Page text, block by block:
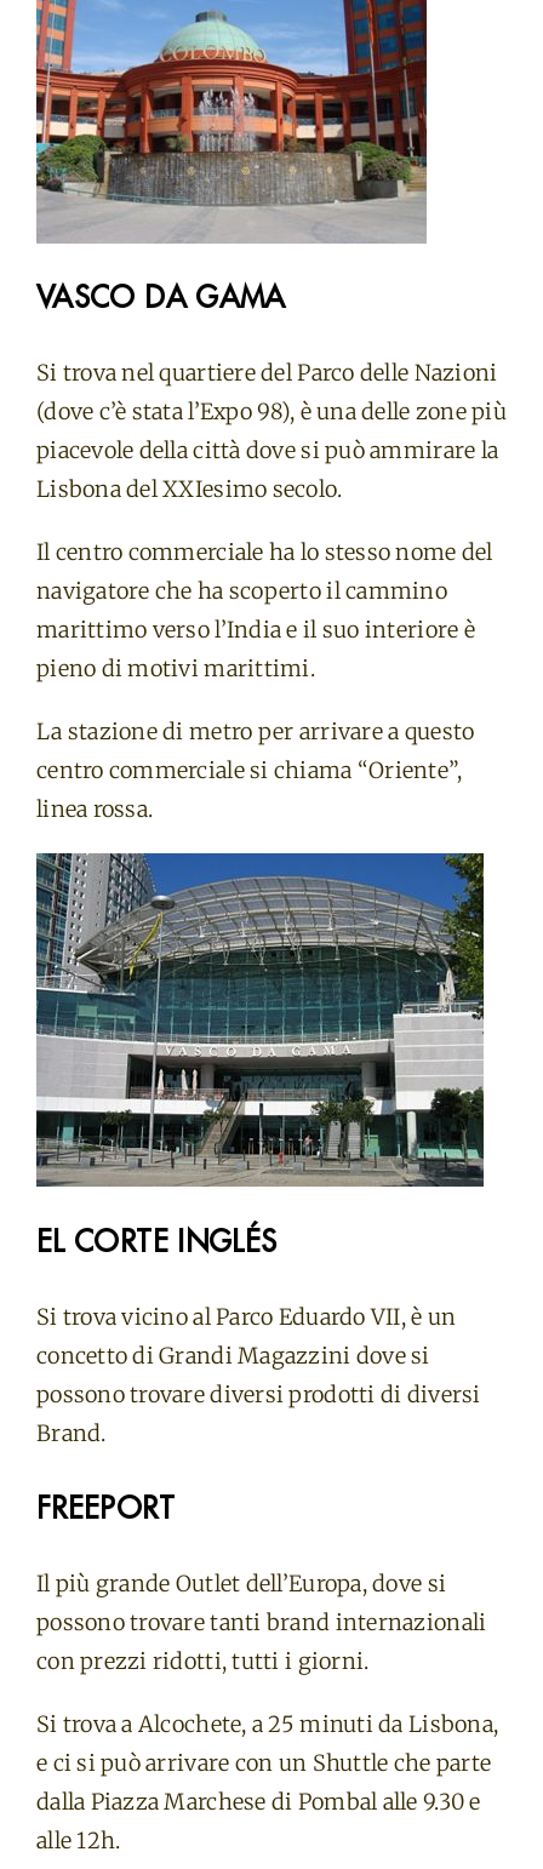
VASCO DA GAMA
Si trova nel quartiere del Parco delle Nazioni
(dove c’è stata l’Expo 98), è una delle zone più
piacevole della città dove si può ammirare la
Lisbona del XXIesimo secolo.
Il centro commerciale ha lo stesso nome del
navigatore che ha scoperto il cammino
marittimo verso l’India e il suo interiore è
pieno di motivi marittimi.
La stazione di metro per arrivare a questo
centro commerciale si chiama “Oriente”,
linea rossa.
EL CORTE INGLÉS
Si trova vicino al Parco Eduardo VII, è un
concetto di Grandi Magazzini dove si
possono trovare diversi prodotti di diversi
Brand.
FREEPORT
Il più grande Outlet dell’Europa, dove si
possono trovare tanti brand internazionali
con prezzi ridotti, tutti i giorni.
Si trova a Alcochete, a 25 minuti da Lisbona,
e ci si può arrivare con un Shuttle che parte
dalla Piazza Marchese di Pombal alle 9.30 e
alle 12h.